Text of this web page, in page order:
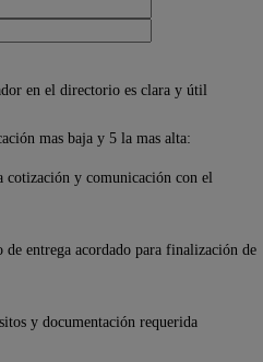
en el directorio es clara y útil
mas baja y 5 la mas alta:
y comunicación con el
entrega acordado para finalización de
y documentación requerida